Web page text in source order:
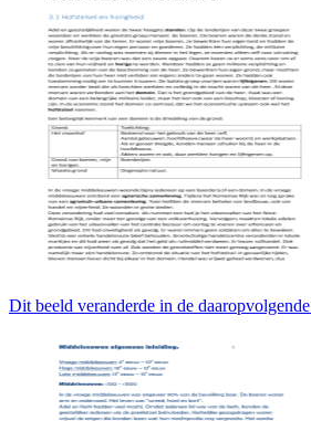
Dit beeld veranderde in de